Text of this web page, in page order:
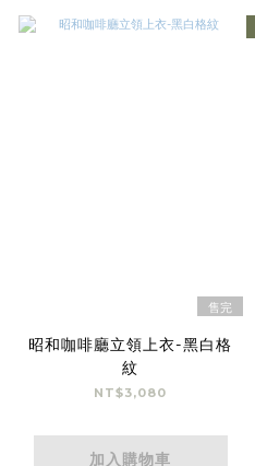
售完
昭和咖啡廳立領上衣-黑白格
紋
NT$3,080
加入購物車